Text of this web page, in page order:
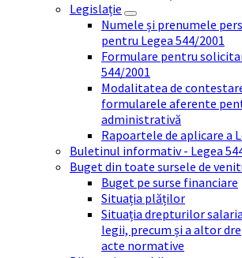
Legislație
Numele și prenumele
pentru Legea 544/2001
Formulare pentru
544/2001
Modalitatea de
formularele aferente
administrativă
Rapoartele de aplicare a
Buletinul informativ - Legea
Buget din toate sursele de
Buget pe surse financiare
Situația plăților
Situația drepturilor
legii, precum și a altor
acte normative